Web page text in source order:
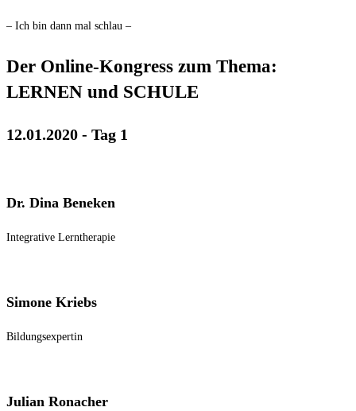
– Ich bin dann mal schlau –
Der Online-Kongress zum Thema:
LERNEN und SCHULE
12.01.2020 - Tag 1
Dr. Dina Beneken
Integrative Lerntherapie
Simone Kriebs
Bildungsexpertin
Julian Ronacher